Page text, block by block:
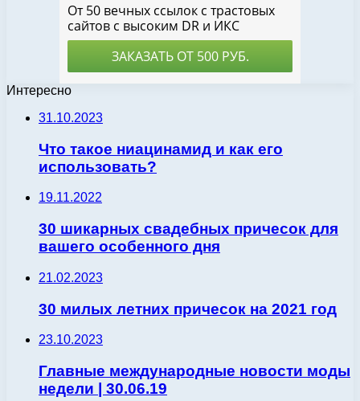
Интересно
31.10.2023
Что такое ниацинамид и как его
использовать?
19.11.2022
30 шикарных свадебных причесок для
вашего особенного дня
21.02.2023
30 милых летних причесок на 2021 год
23.10.2023
Главные международные новости моды
недели | 30.06.19